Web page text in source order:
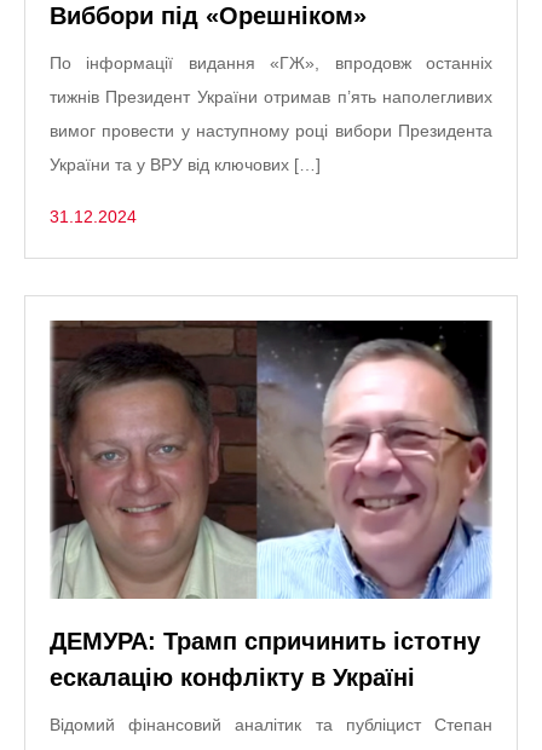
Виббори під «Орешніком»
По інформації видання «ГЖ», впродовж останніх
тижнів Президент України отримав п’ять наполегливих
вимог провести у наступному році вибори Президента
України та у ВРУ від ключових […]
31.12.2024
ДЕМУРА: Трамп спричинить істотну
ескалацію конфлікту в Україні
Відомий фінансовий аналітик та публіцист Степан